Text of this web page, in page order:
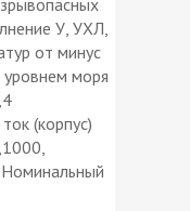
У, УХЛ,
от минус
моря
(корпус)